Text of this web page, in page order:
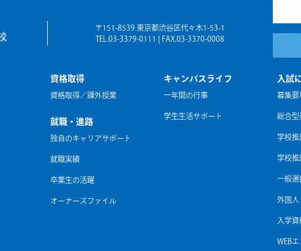
〒151-8539 東京都渋谷区代々木1-53-1
TEL.03-3379-0111 | FAX.03-3370-0008
資格取得
資格取得／課外授業
就職・進路
独自のキャリアサポート
就職実績
卒業生の活躍
オーナーズファイル
キャンパスライフ
一年間の行事
学生生活サポート
入試
募集要
総合型
学校推
学校推
一般選
外国人
入学
WEB